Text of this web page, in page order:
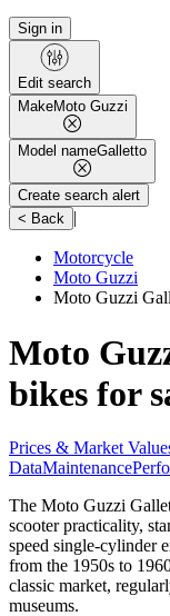
Sign in
Edit search
MakeMoto Guzzi
Model nameGalletto
Create search alert
< Back |
Motorcycle
Moto Guzzi
Moto Guzzi
Moto
bikes for
Prices & Market
DataMaintenance
The Moto Guzzi
scooter practicality,
speed single-cylinder
from the 1950s to
classic market,
museums.